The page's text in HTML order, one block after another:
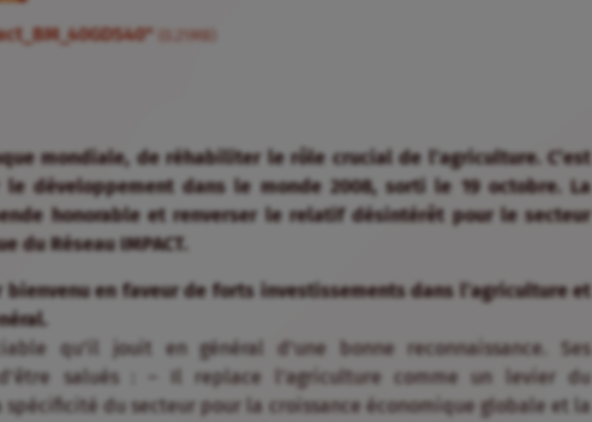
(0.21MB)
mondiale, de réhabiliter le rôle crucial de l’agriculture. C’est
développement dans le monde 2008, sorti le 19 octobre. La
honorable et renverser le relatif désintérêt pour le secteur
du Réseau IMPACT.
en faveur de forts investissements dans l’agriculture et
qu’il jouit en général d’une bonne reconnaissance. Ses
salués : – Il replace l’agriculture comme un levier du
du secteur pour la croissance économique globale et la